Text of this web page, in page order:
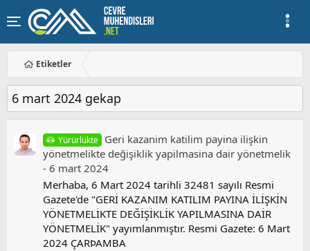
Etiketler
6 mart 2024 gekap
Yürürlükte Geri̇ kazanim katilim payina i̇li̇şki̇n
yönetmeli̇kte deği̇şi̇kli̇k yapilmasina dai̇r yönetmeli̇k
- 6 mart 2024
Merhaba, 6 Mart 2024 tarihli 32481 sayılı Resmi
Gazete'de "GERİ KAZANIM KATILIM PAYINA İLİŞKİN
YÖNETMELİKTE DEĞİŞİKLİK YAPILMASINA DAİR
YÖNETMELİK" yayımlanmıştır. Resmi Gazete: 6 Mart
2024 ÇARÞAMBA